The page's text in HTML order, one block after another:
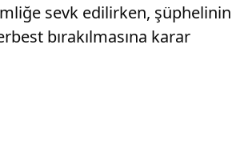
sevk edilirken, şüphelinin
bırakılmasına karar